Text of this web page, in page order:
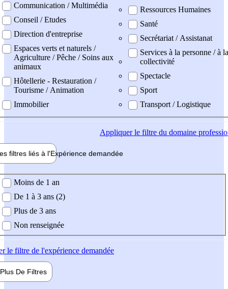
Communication / Multimédia
Conseil / Etudes
Direction d'entreprise
Espaces verts et naturels /
Agriculture / Pêche / Soins aux
animaux
Hôtellerie - Restauration /
Tourisme / Animation
Immobilier
Ressources Humaines
Santé
Secrétariat / Assistanat
Services à la personne / à la
collectivité
Spectacle
Sport
Transport / Logistique
Appliquerle filtre du domaine
filtres liés à l'Expérience demandée
demandée
Moins de 1 an
De 1 à 3 ans (2)
Plus de 3 ans
Non renseignée
le filtre de l'expérience demandée
Plus De Filtres